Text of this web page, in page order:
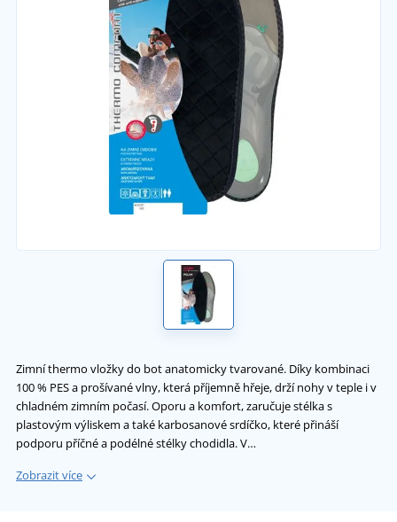
Zimní thermo vložky do bot anatomicky tvarované. Díky kombinaci
100 % PES a prošívané vlny, která příjemně hřeje, drží nohy v teple i v
chladném zimním počasí. Oporu a komfort, zaručuje stélka s
plastovým výliskem a také karbosanové srdíčko, které přináší
podporu příčné a podélné stélky chodidla. V…
Zobrazit více